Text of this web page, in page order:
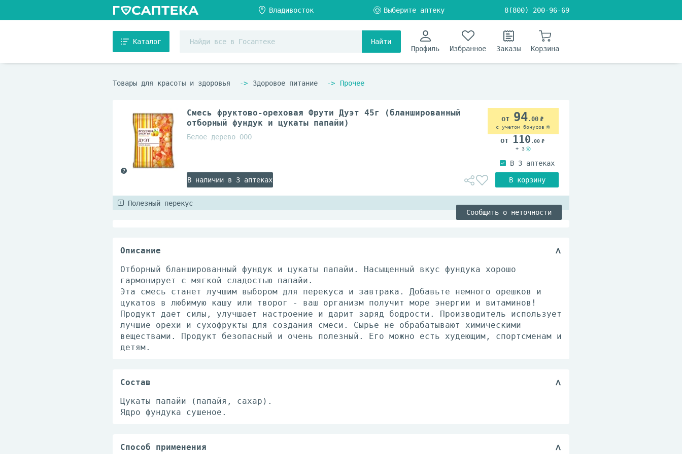
8(800) 200-96-69
Каталог
Найти
Профиль
Избранное Заказы Корзина
Товары для красоты и здоровья Здоровое питание Прочее
Смесь фруктово-ореховая Фрути Дуэт 45г (бланшированный
отборный фундук и цукаты папайи)
Белое дерево ООО
В наличии в 3 аптеках
94.00
с учетом бонусов
110 .00
+ 3
Полезный перекус
Сообщить о неточности
Описание
Отборный бланшированный фундук и цукаты папайи. Насыщенный вкус фундука хорошо
гармонирует с мягкой сладостью папайи.
Эта смесь станет лучшим выбором для перекуса и завтрака. Добавьте немного орешков и
цукатов в любимую кашу или творог - ваш организм получит море энергии и витаминов!
Продукт дает силы, улучшает настроение и дарит заряд бодрости. Производитель использует
лучшие орехи и сухофрукты для создания смеси. Сырье не обрабатывают химическими
веществами. Продукт безопасный и очень полезный. Его можно есть худеющим, спортсменам и
детям.
Состав
Цукаты папайи (папайя, сахар).
Ядро фундука сушеное.
Способ применения